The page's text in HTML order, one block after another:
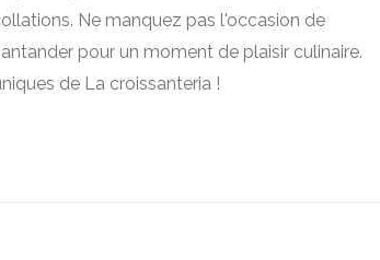
Ne manquez pas l'occasion de
pour un moment de plaisir culinaire.
de La croissanteria !